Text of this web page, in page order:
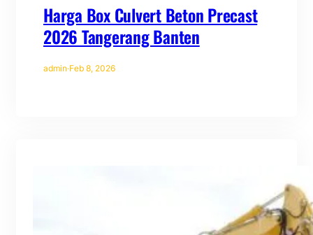
Harga Box Culvert Beton Precast
2026 Tangerang Banten
admin·Feb 8, 2026